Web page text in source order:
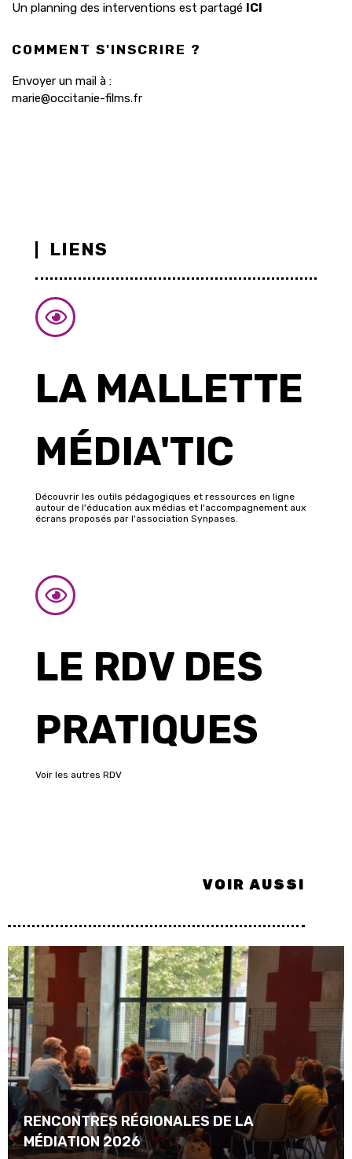
Un planning des interventions est partagé ICI
COMMENT S'INSCRIRE ?
Envoyer un mail à :
marie@occitanie-films.fr
LIENS
LA MALLETTE
MÉDIA'TIC
Découvrir les outils pédagogiques et ressources en ligne
autour de l'éducation aux médias et l'accompagnement aux
écrans proposés par l'association Synpases.
LE RDV DES
PRATIQUES
Voir les autres RDV
VOIR AUSSI
RENCONTRES RÉGIONALES DE LA
MÉDIATION 2026